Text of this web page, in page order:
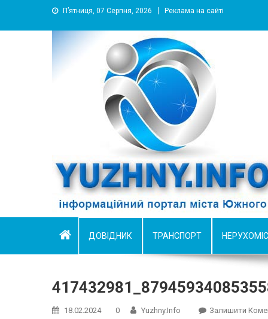
П’ятниця, 07 Серпня, 2026 Реклама на сайті
YUZHNY.INFO
информационный портал города Южный
ДОВІДНИК ТРАНСПОРТ
18.02.2024 0 Yuzhny.info Залишити